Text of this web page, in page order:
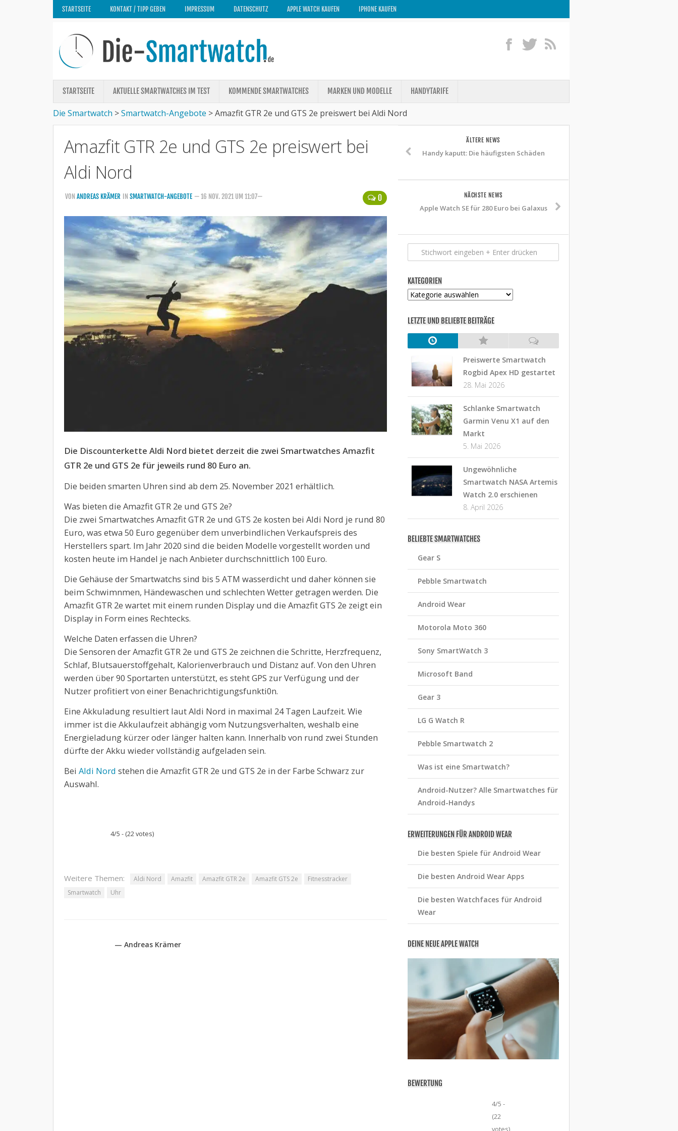
STARTSEITE KONTAKT / TIPP GEBEN IMPRESSUM DATENSCHUTZ APPLE WATCH KAUFEN IPHONE KAUFEN
STARTSEITE AKTUELLE SMARTWATCHES IM TEST KOMMENDE SMARTWATCHES MARKEN UND MODELLE HANDYTARIFE
Die Smartwatch >Smartwatch-Angebote >Amazfit GTR 2e und GTS 2e preiswert bei Aldi Nord
Amazfit GTR 2e und GTS 2e preiswert bei
Aldi Nord
0
VON ANDREAS KRÄMER IN SMARTWATCH-ANGEBOTE — 16 NOV. 2021 UM 11:07—
Die Discounterkette Aldi Nord bietet derzeit die zwei Smartwatches Amazfit
GTR 2e und GTS 2e für jeweils rund 80 Euro an.
Die beiden smarten Uhren sind ab dem 25. November 2021 erhältlich.
Was bieten die Amazfit GTR 2e und GTS 2e?
Die zwei Smartwatches Amazfit GTR 2e und GTS 2e kosten bei Aldi Nord je rund 80
Euro, was etwa 50 Euro gegenüber dem unverbindlichen Verkaufspreis des
Herstellers spart. Im Jahr 2020 sind die beiden Modelle vorgestellt worden und
kosten heute im Handel je nach Anbieter durchschnittlich 100 Euro.
Die Gehäuse der Smartwatchs sind bis 5 ATM wasserdicht und daher können sie
beim Schwimnmen, Händewaschen und schlechten Wetter getragen werden. Die
Amazfit GTR 2e wartet mit einem runden Display und die Amazfit GTS 2e zeigt ein
Display in Form eines Rechtecks.
Welche Daten erfassen die Uhren?
Die Sensoren der Amazfit GTR 2e und GTS 2e zeichnen die Schritte, Herzfrequenz,
Schlaf, Blutsauerstoffgehalt, Kalorienverbrauch und Distanz auf. Von den Uhren
werden über 90 Sportarten unterstützt, es steht GPS zur Verfügung und der
Nutzer profitiert von einer Benachrichtigungsfunkti0n.
Eine Akkuladung resultiert laut Aldi Nord in maximal 24 Tagen Laufzeit. Wie
immer ist die Akkulaufzeit abhängig vom Nutzungsverhalten, weshalb eine
Energieladung kürzer oder länger halten kann. Innerhalb von rund zwei Stunden
dürfte der Akku wieder vollständig aufgeladen sein.
Bei Aldi Nord stehen die Amazfit GTR 2e und GTS 2e in der Farbe Schwarz zur
Auswahl.
4/5 - (22 votes)
Weitere Themen: Aldi Nord Amazfit Amazfit GTR 2e Amazfit GTS 2e
Fitnesstracker
Smartwatch
Uhr
— Andreas Krämer
ÄLTERE NEWS
Handy kaputt: Die häufigsten Schäden
NÄCHSTE NEWS
Apple Watch SE für 280 Euro bei Galaxus
KATEGORIEN
Kategorien
LETZTE UND BELIEBTE BEITRÄGE
Preiswerte Smartwatch
Rogbid Apex HD gestartet
28. Mai 2026
Schlanke Smartwatch
Garmin Venu X1 auf den
Markt
5. Mai 2026
Ungewöhnliche
Smartwatch NASA Artemis
Watch 2.0 erschienen
8. April 2026
BELIEBTE SMARTWATCHES
Gear S
Pebble Smartwatch
Android Wear
Motorola Moto 360
Sony SmartWatch 3
Microsoft Band
Gear 3
LG G Watch R
Pebble Smartwatch 2
Was ist eine Smartwatch?
Android-Nutzer? Alle Smartwatches für
Android-Handys
ERWEITERUNGEN FÜR ANDROID WEAR
Die besten Spiele für Android Wear
Die besten Android Wear Apps
Die besten Watchfaces für Android
Wear
DEINE NEUE APPLE WATCH
BEWERTUNG
4/5 -
(22
votes)